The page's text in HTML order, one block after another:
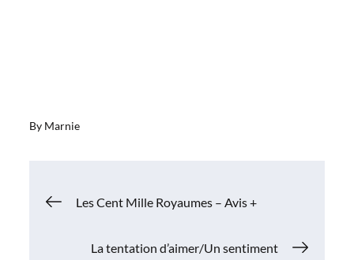
By Marnie
Navigation
Les Cent Mille Royaumes – Avis +
La tentation d’aimer/Un sentiment